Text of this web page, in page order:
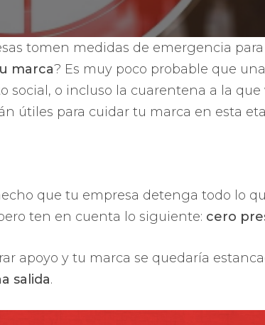
tomen medidas de emergencia
marca? Es muy poco probable que
o incluso la cuarentena a la que
útiles para cuidar tu marca en esta
que tu empresa detenga todo lo
ten en cuenta lo siguiente: cero
apoyo y tu marca se quedaría
salida.